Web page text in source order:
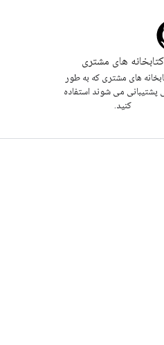
کتابخانه های مشتری
های مشتری که به طور
پشتیبانی می شوند استفاده
کنید.